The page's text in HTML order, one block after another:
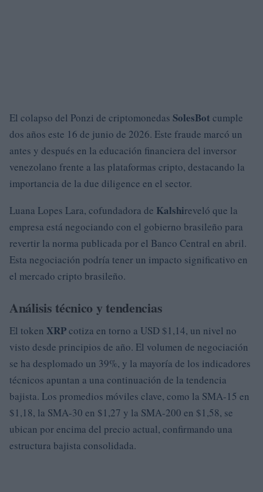
El colapso del Ponzi de criptomonedas SolesBot cumple
dos años este 16 de junio de 2026. Este fraude marcó un
antes y después en la educación financiera del inversor
venezolano frente a las plataformas cripto, destacando la
importancia de la due diligence en el sector.
Luana Lopes Lara, cofundadora de Kalshireveló que la
empresa está negociando con el gobierno brasileño para
revertir la norma publicada por el Banco Central en abril.
Esta negociación podría tener un impacto significativo en
el mercado cripto brasileño.
Análisis técnico y tendencias
El token XRPcotiza en torno a USD $1,14, un nivel no
visto desde principios de año. El volumen de negociación
se ha desplomado un 39%, y la mayoría de los indicadores
técnicos apuntan a una continuación de la tendencia
bajista. Los promedios móviles clave, como la SMA-15 en
$1,18, la SMA-30 en $1,27 y la SMA-200 en $1,58, se
ubican por encima del precio actual, confirmando una
estructura bajista consolidada.